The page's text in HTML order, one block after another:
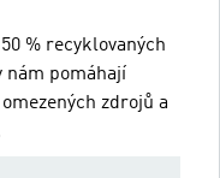
% recyklovaných
nám pomáhají
zdrojů a